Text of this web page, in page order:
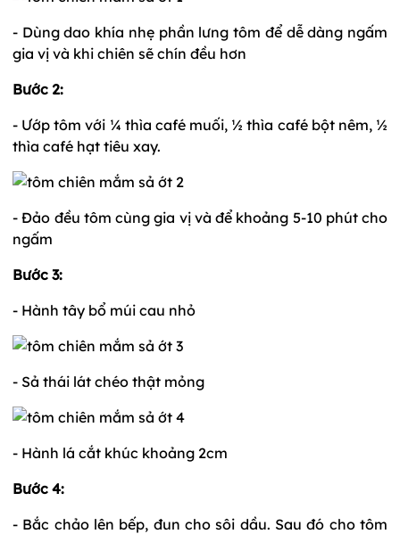
- Dùng dao khía nhẹ phần lưng tôm để dễ dàng ngấm
gia vị và khi chiên sẽ chín đều hơn
Bước 2:
- Ướp tôm với ¼ thìa café muối, ½ thìa café bột nêm, ½
thìa café hạt tiêu xay.
- Đảo đều tôm cùng gia vị và để khoảng 5-10 phút cho
ngấm
Bước 3:
- Hành tây bổ múi cau nhỏ
- Sả thái lát chéo thật mỏng
- Hành lá cắt khúc khoảng 2cm
Bước 4:
- Bắc chảo lên bếp, đun cho sôi dầu. Sau đó cho tôm